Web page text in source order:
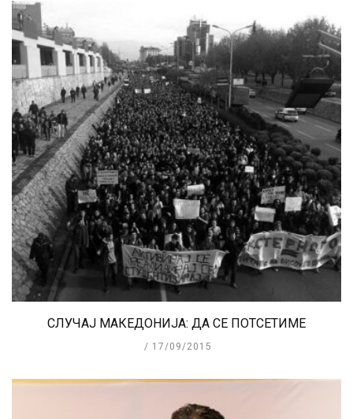
СЛУЧАЈ МАКЕДОНИЈА: ДА СЕ ПОТСЕТИМЕ
17/09/2015